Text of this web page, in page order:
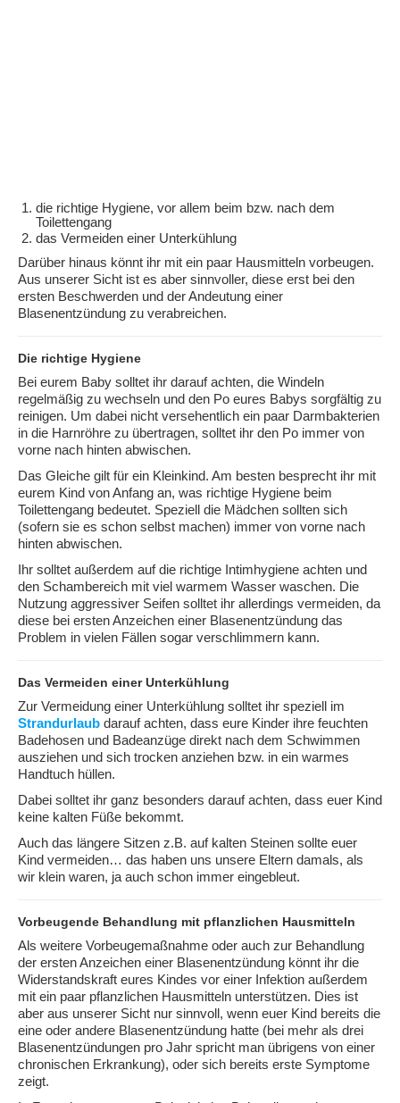
die richtige Hygiene, vor allem beim bzw. nach dem
Toilettengang
das Vermeiden einer Unterkühlung
Darüber hinaus könnt ihr mit ein paar Hausmitteln vorbeugen.
Aus unserer Sicht ist es aber sinnvoller, diese erst bei den
ersten Beschwerden und der Andeutung einer
Blasenentzündung zu verabreichen.
Die richtige Hygiene
Bei eurem Baby solltet ihr darauf achten, die Windeln
regelmäßig zu wechseln und den Po eures Babys sorgfältig zu
reinigen. Um dabei nicht versehentlich ein paar Darmbakterien
in die Harnröhre zu übertragen, solltet ihr den Po immer von
vorne nach hinten abwischen.
Das Gleiche gilt für ein Kleinkind. Am besten besprecht ihr mit
eurem Kind von Anfang an, was richtige Hygiene beim
Toilettengang bedeutet. Speziell die Mädchen sollten sich
(sofern sie es schon selbst machen) immer von vorne nach
hinten abwischen.
Ihr solltet außerdem auf die richtige Intimhygiene achten und
den Schambereich mit viel warmem Wasser waschen. Die
Nutzung aggressiver Seifen solltet ihr allerdings vermeiden, da
diese bei ersten Anzeichen einer Blasenentzündung das
Problem in vielen Fällen sogar verschlimmern kann.
Das Vermeiden einer Unterkühlung
Zur Vermeidung einer Unterkühlung solltet ihr speziell im
Strandurlaub darauf achten, dass eure Kinder ihre feuchten
Badehosen und Badeanzüge direkt nach dem Schwimmen
ausziehen und sich trocken anziehen bzw. in ein warmes
Handtuch hüllen.
Dabei solltet ihr ganz besonders darauf achten, dass euer Kind
keine kalten Füße bekommt.
Auch das längere Sitzen z.B. auf kalten Steinen sollte euer
Kind vermeiden… das haben uns unsere Eltern damals, als
wir klein waren, ja auch schon immer eingebleut.
Vorbeugende Behandlung mit pflanzlichen Hausmitteln
Als weitere Vorbeugemaßnahme oder auch zur Behandlung
der ersten Anzeichen einer Blasenentzündung könnt ihr die
Widerstandskraft eures Kindes vor einer Infektion außerdem
mit ein paar pflanzlichen Hausmitteln unterstützen. Dies ist
aber aus unserer Sicht nur sinnvoll, wenn euer Kind bereits die
eine oder andere Blasenentzündung hatte (bei mehr als drei
Blasenentzündungen pro Jahr spricht man übrigens von einer
chronischen Erkrankung), oder sich bereits erste Symptome
zeigt.